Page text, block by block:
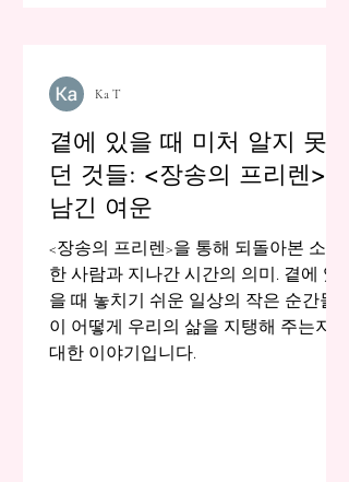
곁에 있을 때 미처 알지 못했
던 것들: <장송의 프리렌>이
남긴 여운
<장송의 프리렌>을 통해 되돌아본 소중
한 사람과 지나간 시간의 의미. 곁에 있
을 때 놓치기 쉬운 일상의 작은 순간들
이 어떻게 우리의 삶을 지탱해 주는지에
대한 이야기입니다.
Ka T